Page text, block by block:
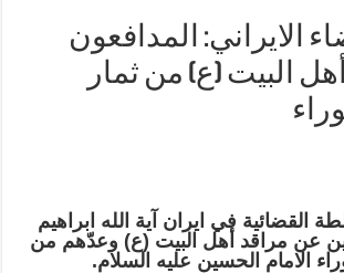
الايراني: المدافعون
البيت (ع) من ثمار
القضائية في ايران آية الله ابراهيم
عن مراقد أهل البيت (ع) وعدّهم من
الامام الحسين عليه السلام.